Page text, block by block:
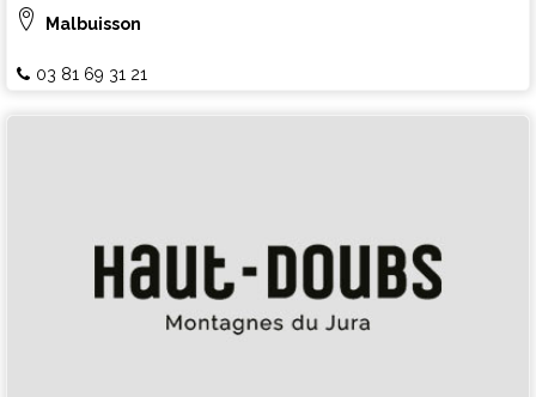
Malbuisson
03 81 69 31 21